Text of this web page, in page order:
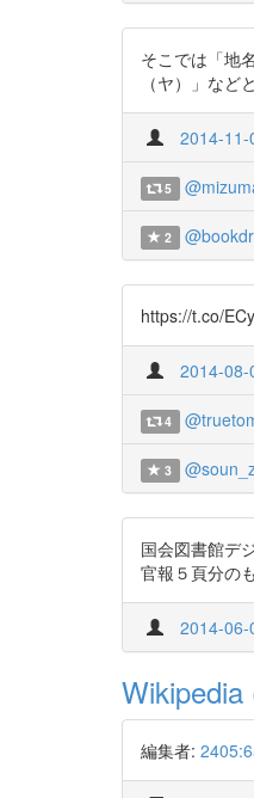
そこでは「地
（ヤ）」な
2014-11-
5
2
https://t.co/
2014-08-
4
3
国会図書館デ
官報５頁分の
2014-06-
Wikipedia
編集者: